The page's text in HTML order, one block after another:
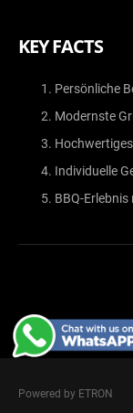
KEY FACTS
Persönliche
Modernste
Individuelle
BBQ-
Powered by ETRON